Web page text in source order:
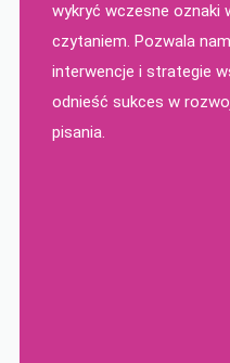
wykryć wczesne oznaki
czytaniem. Pozwala
interwencje i strategie
odnieść sukces w
pisania.